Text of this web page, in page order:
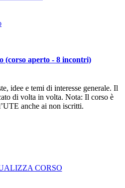
(corso aperto - 8 incontri)
idee e temi di interesse generale. Il
di volta in volta. Nota: Il corso è
anche ai non iscritti.
CORSO